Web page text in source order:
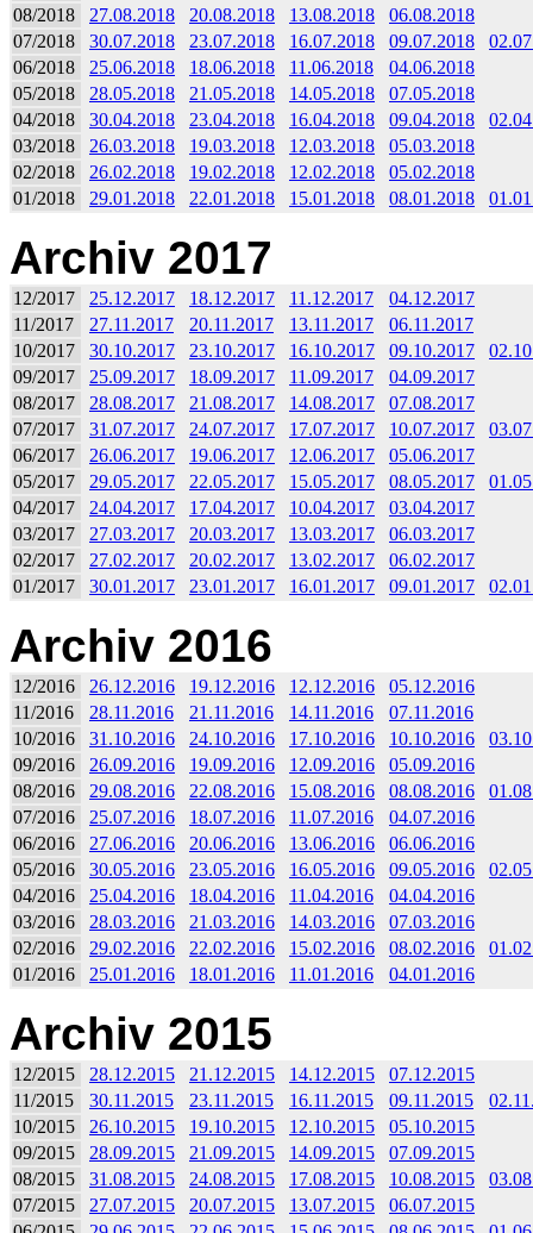
08/2018
27.08.2018 20.08.2018 13.08.2018
06.08.2018
07/2018
30.07.2018 23.07.2018 16.07.2018 09.07.2018
06/2018
25.06.2018 18.06.2018 11.06.2018
04.06.2018
05/2018
28.05.2018 21.05.2018 14.05.2018
07.05.2018
04/2018
30.04.2018 23.04.2018 16.04.2018 09.04.2018
03/2018
26.03.2018 19.03.2018 12.03.2018
05.03.2018
02/2018
26.02.2018 19.02.2018 12.02.2018
05.02.2018
01/2018
29.01.2018 22.01.2018 15.01.2018 08.01.2018
Archiv 2017
12/2017 25.12.2017 18.12.2017 11.12.2017
04.12.2017
11/2017
27.11.2017 20.11.2017 13.11.2017
06.11.2017
10/2017
30.10.2017 23.10.2017 16.10.2017 09.10.2017
09/2017
25.09.2017 18.09.2017 11.09.2017
04.09.2017
08/2017
28.08.2017 21.08.2017 14.08.2017
07.08.2017
07/2017
31.07.2017 24.07.2017 17.07.2017 10.07.2017
06/2017
26.06.2017 19.06.2017 12.06.2017
05.06.2017
05/2017
29.05.2017 22.05.2017 15.05.2017 08.05.2017
04/2017
24.04.2017 17.04.2017 10.04.2017
03.04.2017
03/2017
27.03.2017 20.03.2017 13.03.2017
06.03.2017
02/2017
27.02.2017 20.02.2017 13.02.2017
06.02.2017
01/2017
30.01.2017 23.01.2017 16.01.2017 09.01.2017
Archiv 2016
12/2016 26.12.2016 19.12.2016 12.12.2016
05.12.2016
11/2016
28.11.2016 21.11.2016 14.11.2016
07.11.2016
10/2016
31.10.2016 24.10.2016 17.10.2016 10.10.2016
09/2016
26.09.2016 19.09.2016 12.09.2016
05.09.2016
08/2016
29.08.2016 22.08.2016 15.08.2016 08.08.2016
07/2016
25.07.2016 18.07.2016 11.07.2016
04.07.2016
06/2016
27.06.2016 20.06.2016 13.06.2016
06.06.2016
05/2016
30.05.2016 23.05.2016 16.05.2016 09.05.2016
04/2016
25.04.2016 18.04.2016 11.04.2016
04.04.2016
03/2016
28.03.2016 21.03.2016 14.03.2016
07.03.2016
02/2016
29.02.2016 22.02.2016 15.02.2016 08.02.2016
01/2016
25.01.2016 18.01.2016 11.01.2016 04.01.2016
Archiv 2015
12/2015 28.12.2015 21.12.2015 14.12.2015
07.12.2015
11/2015
30.11.2015 23.11.2015 16.11.2015 09.11.2015
10/2015
26.10.2015 19.10.2015 12.10.2015
05.10.2015
09/2015
28.09.2015 21.09.2015 14.09.2015
07.09.2015
08/2015
31.08.2015 24.08.2015 17.08.2015 10.08.2015
07/2015
27.07.2015 20.07.2015 13.07.2015
06.07.2015